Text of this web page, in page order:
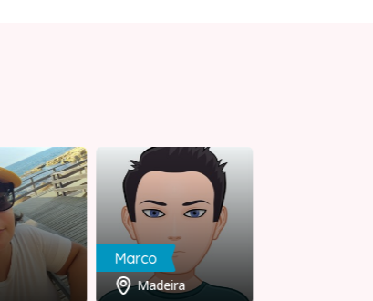
Marco
Madeira